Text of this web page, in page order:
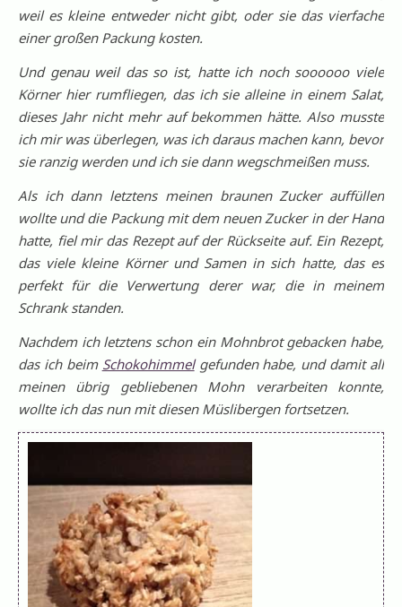
weil es kleine entweder nicht gibt, oder sie das vierfache
einer großen Packung kosten.
Und genau weil das so ist, hatte ich noch soooooo viele
Körner hier rumfliegen, das ich sie alleine in einem Salat,
dieses Jahr nicht mehr auf bekommen hätte. Also musste
ich mir was überlegen, was ich daraus machen kann, bevor
sie ranzig werden und ich sie dann wegschmeißen muss.
Als ich dann letztens meinen braunen Zucker auffüllen
wollte und die Packung mit dem neuen Zucker in der Hand
hatte, fiel mir das Rezept auf der Rückseite auf. Ein Rezept,
das viele kleine Körner und Samen in sich hatte, das es
perfekt für die Verwertung derer war, die in meinem
Schrank standen.
Nachdem ich letztens schon ein Mohnbrot gebacken habe,
das ich beim Schokohimmelgefunden habe, und damit all
meinen übrig gebliebenen Mohn verarbeiten konnte,
wollte ich das nun mit diesen Müslibergen fortsetzen.